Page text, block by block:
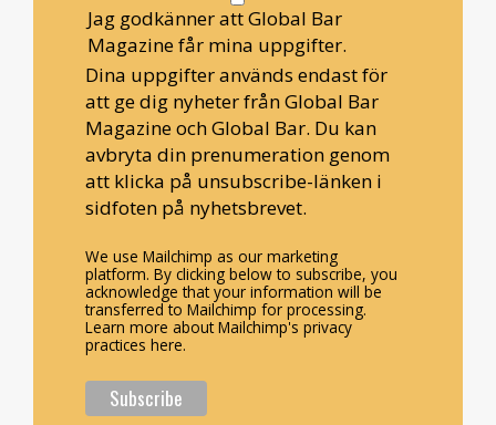
Jag godkänner att Global Bar
Magazine får mina uppgifter.
Dina uppgifter används endast för
att ge dig nyheter från Global Bar
Magazine och Global Bar. Du kan
avbryta din prenumeration genom
att klicka på unsubscribe-länken i
sidfoten på nyhetsbrevet.
We use Mailchimp as our marketing
platform. By clicking below to subscribe, you
acknowledge that your information will be
transferred to Mailchimp for processing.
Learn more about Mailchimp's privacy
practices here.